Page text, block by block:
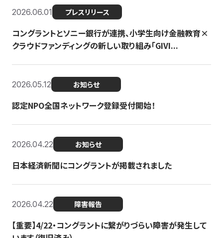
2026.06.01 プレスリリース
コングラントとソニー銀行が連携、小学生向け金融教育×
クラウドファンディングの新しい取り組み「GIVI...
2026.05.12 お知らせ
認定NPO全国ネットワーク登録受付開始！
2026.04.22 お知らせ
日本経済新聞にコングラントが掲載されました
2026.04.22 障害報告
【重要】4/22・コングラントに繋がりづらい障害が発生して